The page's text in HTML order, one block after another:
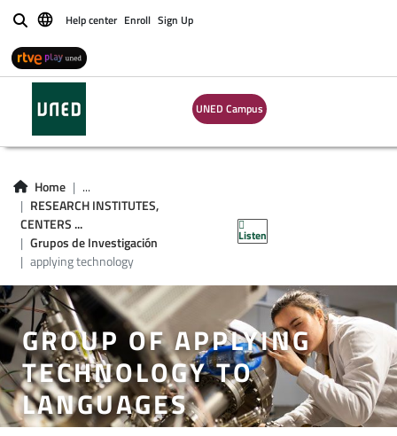
BuscarHelp center Enroll Sign Up
UNED Campus
Home
...
RESEARCH INSTITUTES,
CENTERS ...
Grupos de Investigación
applying technology
Listen
GROUP OF APPLYING
TECHNOLOGY TO
LANGUAGES